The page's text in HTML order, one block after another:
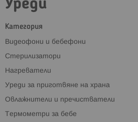
Уреди
Категория
Видеофони и бебефони
Стерилизатори
Нагреватели
Уреди за приготвяне на храна
Овлажнители и пречистватели
Термометри за бебе